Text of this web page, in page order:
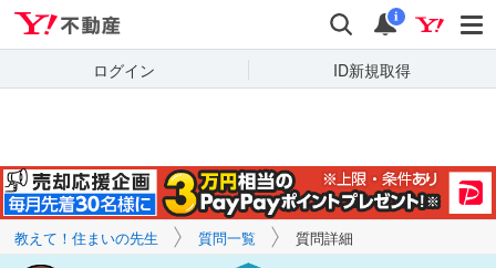
検索 通知
i
ログイン ID新規取得
キーワードで
質問を探す
教えて！住まいの先生 質問一覧 質問詳細